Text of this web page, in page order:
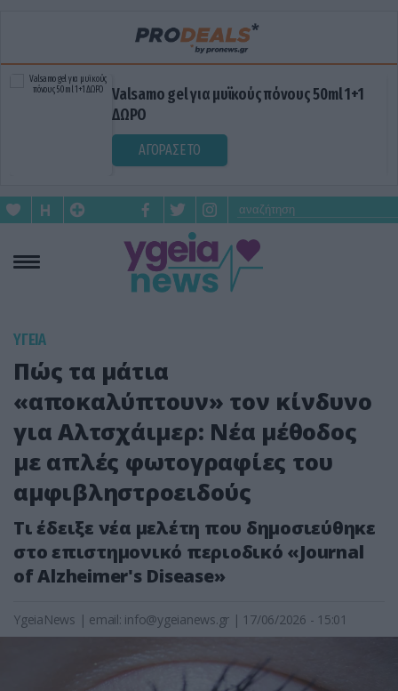
Valsamo gel για μυϊκούς πόνους 50ml 1+1
ΔΩΡΟ
ΑΓΟΡΑΣΕ ΤΟ
ΥΓΕΙΑ
Πώς τα μάτια
«αποκαλύπτουν» τον κίνδυνο
για Αλτσχάιμερ: Νέα μέθοδος
με απλές φωτογραφίες του
αμφιβληστροειδούς
Τι έδειξε νέα μελέτη που δημοσιεύθηκε
στο επιστημονικό περιοδικό «Journal
of Alzheimer's Disease»
YgeiaNews | email: info@ygeianews.gr | 17/06/2026 - 15:01